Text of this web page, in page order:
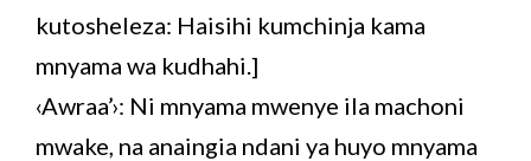
kutosheleza: Haisihi kumchinja kama
mnyama wa kudhahi.]
‹Awraa’›: Ni mnyama mwenye ila machoni
mwake, na anaingia ndani ya huyo mnyama